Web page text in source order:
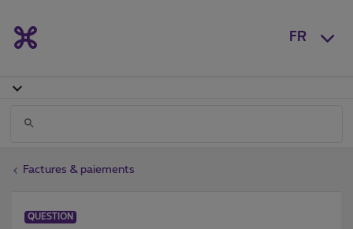
FR
Factures & paiements
QUESTION